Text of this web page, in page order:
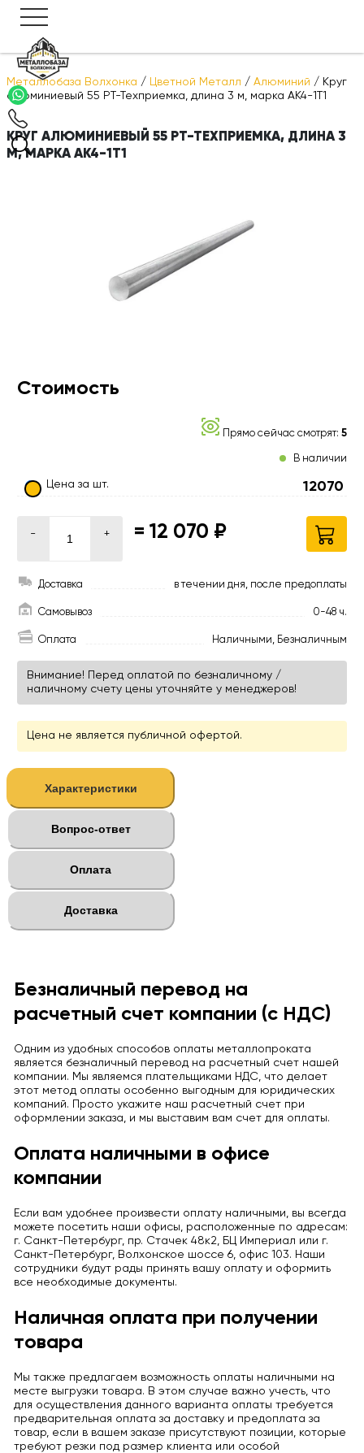
Металлобаза Волхонка / Цветной Металл / Алюминий / Круг
алюминиевый 55 РТ-Техприемка, длина 3 м, марка АК4-1Т1
КРУГ АЛЮМИНИЕВЫЙ 55 РТ-ТЕХПРИЕМКА, ДЛИНА 3
М, МАРКА АК4-1Т1
Стоимость
Прямо сейчас смотрят:5
В наличии
Цена за шт. 12070
- + = 12 070 ₽
Доставка в течении дня, после предоплаты
Самовывоз 0-48 ч.
Оплата Наличными, Безналичным
Внимание! Перед оплатой по безналичному /
наличному счету цены уточняйте у менеджеров!
Цена не является публичной офертой.
Характеристики
Вопрос-ответ
Оплата
Доставка
Безналичный перевод на
расчетный счет компании (с НДС)
Одним из удобных способов оплаты металлопроката
является безналичный перевод на расчетный счет нашей
компании. Мы являемся плательщиками НДС, что делает
этот метод оплаты особенно выгодным для юридических
компаний. Просто укажите наш расчетный счет при
оформлении заказа, и мы выставим вам счет для оплаты.
Оплата наличными в офисе
компании
Если вам удобнее произвести оплату наличными, вы всегда
можете посетить наши офисы, расположенные по адресам:
г. Санкт-Петербург, пр. Стачек 48к2, БЦ Империал или г.
Санкт-Петербург, Волхонское шоссе 6, офис 103. Наши
сотрудники будут рады принять вашу оплату и оформить
все необходимые документы.
Наличная оплата при получении
товара
Мы также предлагаем возможность оплаты наличными на
месте выгрузки товара. В этом случае важно учесть, что
для осуществления данного варианта оплаты требуется
предварительная оплата за доставку и предоплата за
товар, если в вашем заказе присутствуют позиции, которые
требуют резки под размер клиента или особой